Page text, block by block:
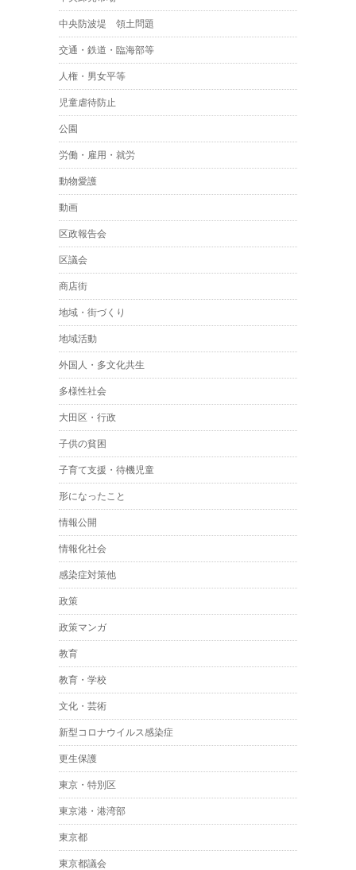
中央防波堤 領土問題
交通・鉄道・臨海部等
人権・男女平等
児童虐待防止
公園
労働・雇用・就労
動物愛護
動画
区政報告会
区議会
商店街
地域・街づくり
地域活動
外国人・多文化共生
多様性社会
大田区・行政
子供の貧困
子育て支援・待機児童
形になったこと
情報公開
情報化社会
感染症対策他
政策
政策マンガ
教育
教育・学校
文化・芸術
新型コロナウイルス感染症
更生保護
東京・特別区
東京港・港湾部
東京都
東京都議会